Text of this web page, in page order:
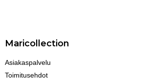
Maricollection
Asiakaspalvelu
Toimitusehdot